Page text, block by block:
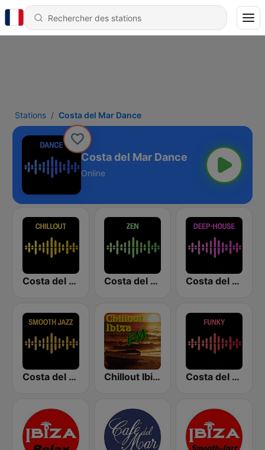
Stations Costa del Mar Dance
Costa del Mar Dance
Online
Costa del Mar Chillout Costa del Mar Zen Costa del Mar Deep House
Costa del Mar Smooth Sax Chillout Ibiza FM Costa del Mar Funky